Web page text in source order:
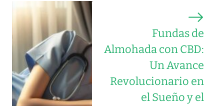
Fundas de
Almohada con CBD:
Un Avance
Revolucionario en
el Sueño y el